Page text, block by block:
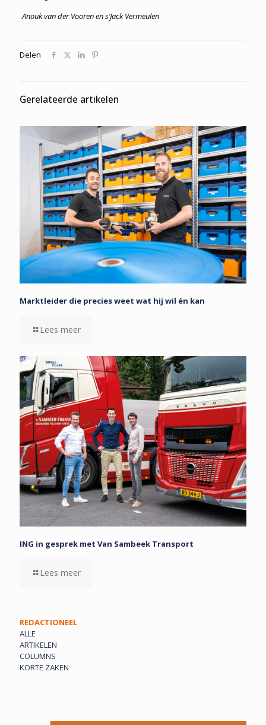
Anouk van der Vooren en s’Jack Vermeulen
Delen
Gerelateerde artikelen
Marktleider die precies weet wat hij wil én kan
Lees meer
ING in gesprek met Van Sambeek Transport
Lees meer
REDACTIONEEL
ALLE
ARTIKELEN
COLUMNS
KORTE ZAKEN